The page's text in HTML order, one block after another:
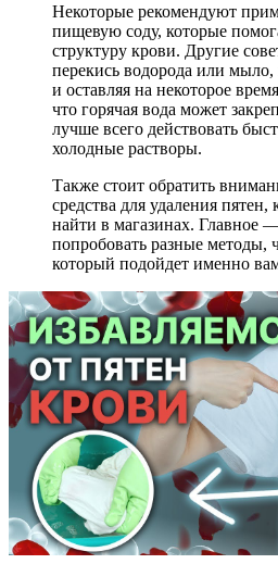
Некоторые рекомендуют
пищевую соду, которые
структуру крови. Другие
перекись водорода или
и оставляя на некоторое
что горячая вода может
лучше всего действовать
холодные растворы.
Также стоит обратить
средства для удаления
найти в магазинах. Главное
попробовать разные методы,
который подойдет именно